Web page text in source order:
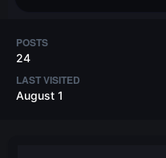
POSTS
24
LAST VISITED
August 1